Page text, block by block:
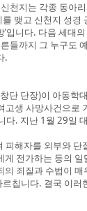
천지는 각종 동아
맺고 신천지 성경
’입니다. 다음 세대
들까지 그 누구도
.
단 단장)이 아동학
생 사망사건으로
. 지난 1월 29일
해자를 외부와 단
전가하는 등의
죄질과 수법이
칩니다. 결국 이러